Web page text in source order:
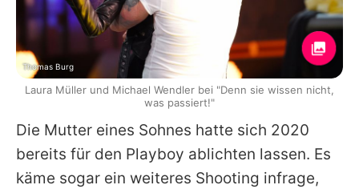
Die Mutter eines Sohnes hatte sich 2020
bereits für den Playboy ablichten lassen. Es
käme sogar ein weiteres Shooting infrage,
Thomas Burg
Laura Müller und Michael Wendler bei "Denn sie wissen nicht,
was passiert!"